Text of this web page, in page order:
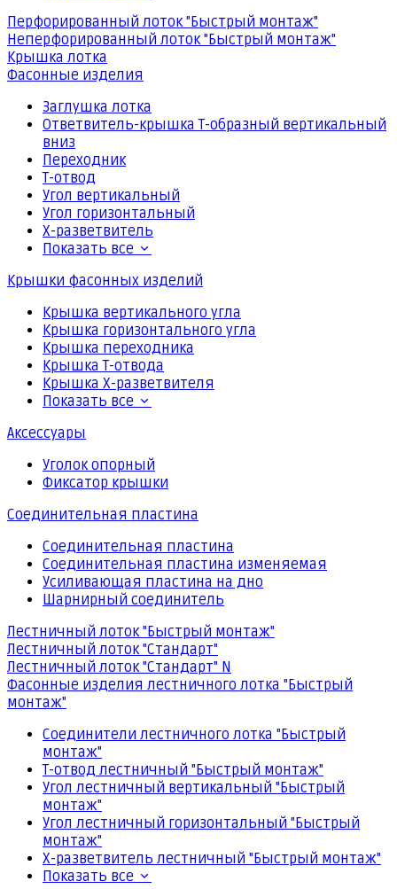
Перфорированный лоток "Быстрый монтаж"
Неперфорированный лоток "Быстрый монтаж"
Крышка лотка
Фасонные изделия
Заглушка лотка
Ответвитель-крышка Т-образный вертикальный
вниз
Переходник
Т-отвод
Угол вертикальный
Угол горизонтальный
Х-разветвитель
Показать все
Крышки фасонных изделий
Крышка вертикального угла
Крышка горизонтального угла
Крышка переходника
Крышка Т-отвода
Крышка Х-разветвителя
Показать все
Аксессуары
Уголок опорный
Фиксатор крышки
Соединительная пластина
Соединительная пластина
Соединительная пластина изменяемая
Усиливающая пластина на дно
Шарнирный соединитель
Лестничный лоток "Быстрый монтаж"
Лестничный лоток "Стандарт"
Лестничный лоток "Стандарт" N
Фасонные изделия лестничного лотка "Быстрый
монтаж"
Соединители лестничного лотка "Быстрый
монтаж"
Т-отвод лестничный "Быстрый монтаж"
Угол лестничный вертикальный "Быстрый
монтаж"
Угол лестничный горизонтальный "Быстрый
монтаж"
Х-разветвитель лестничный "Быстрый монтаж"
Показать все